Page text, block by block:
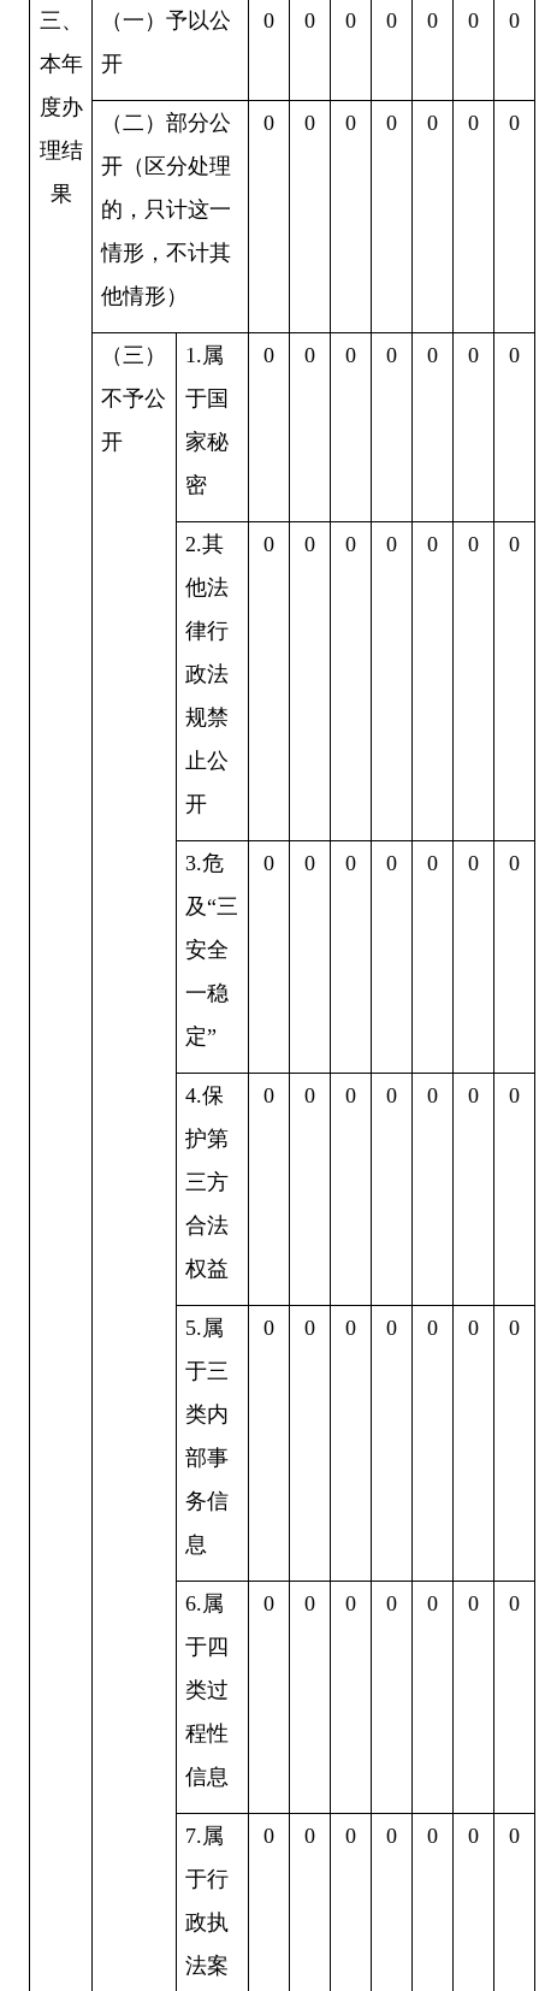
三、
本年
度办
理结
果
（一）予以公
开
0 0 0 0 0 0 0
（二）部分公
开（区分处理
的，只计这一
情形，不计其
他情形）
0 0 0 0 0 0 0
（三）
不予公
开
1. 属
于国
家秘
密
0 0 0 0 0 0 0
2.其
他法
律行
政法
规禁
止公
开
0 0 0 0 0 0 0
3.危
及“三
安全
一稳
定”
0 0 0 0 0 0 0
4.保
护第
三方
合法
权益
0 0 0 0 0 0 0
5. 属
于三
类内
部事
务信
息
0 0 0 0 0 0 0
6. 属
于四
类过
程性
信息
0 0 0 0 0 0 0
7. 属
于行
政执
法案
0 0 0 0 0 0 0